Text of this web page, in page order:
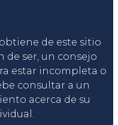
de este sitio
de ser, un consejo
estar incompleta o
consultar a un
acerca de su